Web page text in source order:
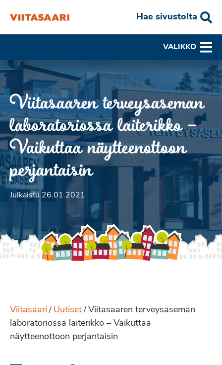
Hae sivustolta
VALIKKO
Viitasaaren terveysaseman
laboratoriossa laiterikko –
Vaikuttaa näytteenottoon
perjantaisin
Julkaistu 26.01.2021
Viitasaari / Uutiset / Viitasaaren terveysaseman
laboratoriossa laiterikko – Vaikuttaa
näytteenottoon perjantaisin